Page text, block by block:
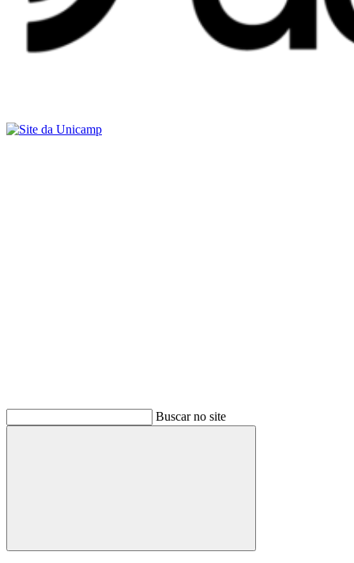
Buscar no site
Buscar